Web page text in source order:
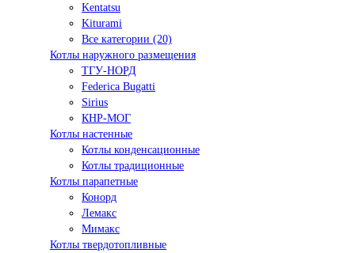
Kentatsu
Kiturami
Все категории (20)
Котлы наружного размещения
ТГУ-НОРД
Federica Bugatti
Sirius
КНР-МОГ
Котлы настенные
Котлы конденсационные
Котлы традиционные
Котлы парапетные
Конорд
Лемакс
Мимакс
Котлы твердотопливные